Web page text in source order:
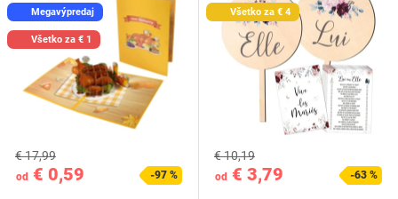
Megavýpredaj
Všetko za € 1
od € 0,59
€ 17,99
-97 %
Všetko za € 4
od € 3,79
€ 10,19
-63 %